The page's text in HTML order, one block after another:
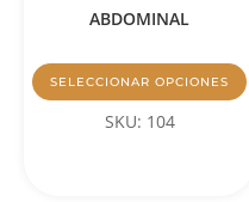
ABDOMINAL
SELECCIONAR OPCIONES
SKU: 104